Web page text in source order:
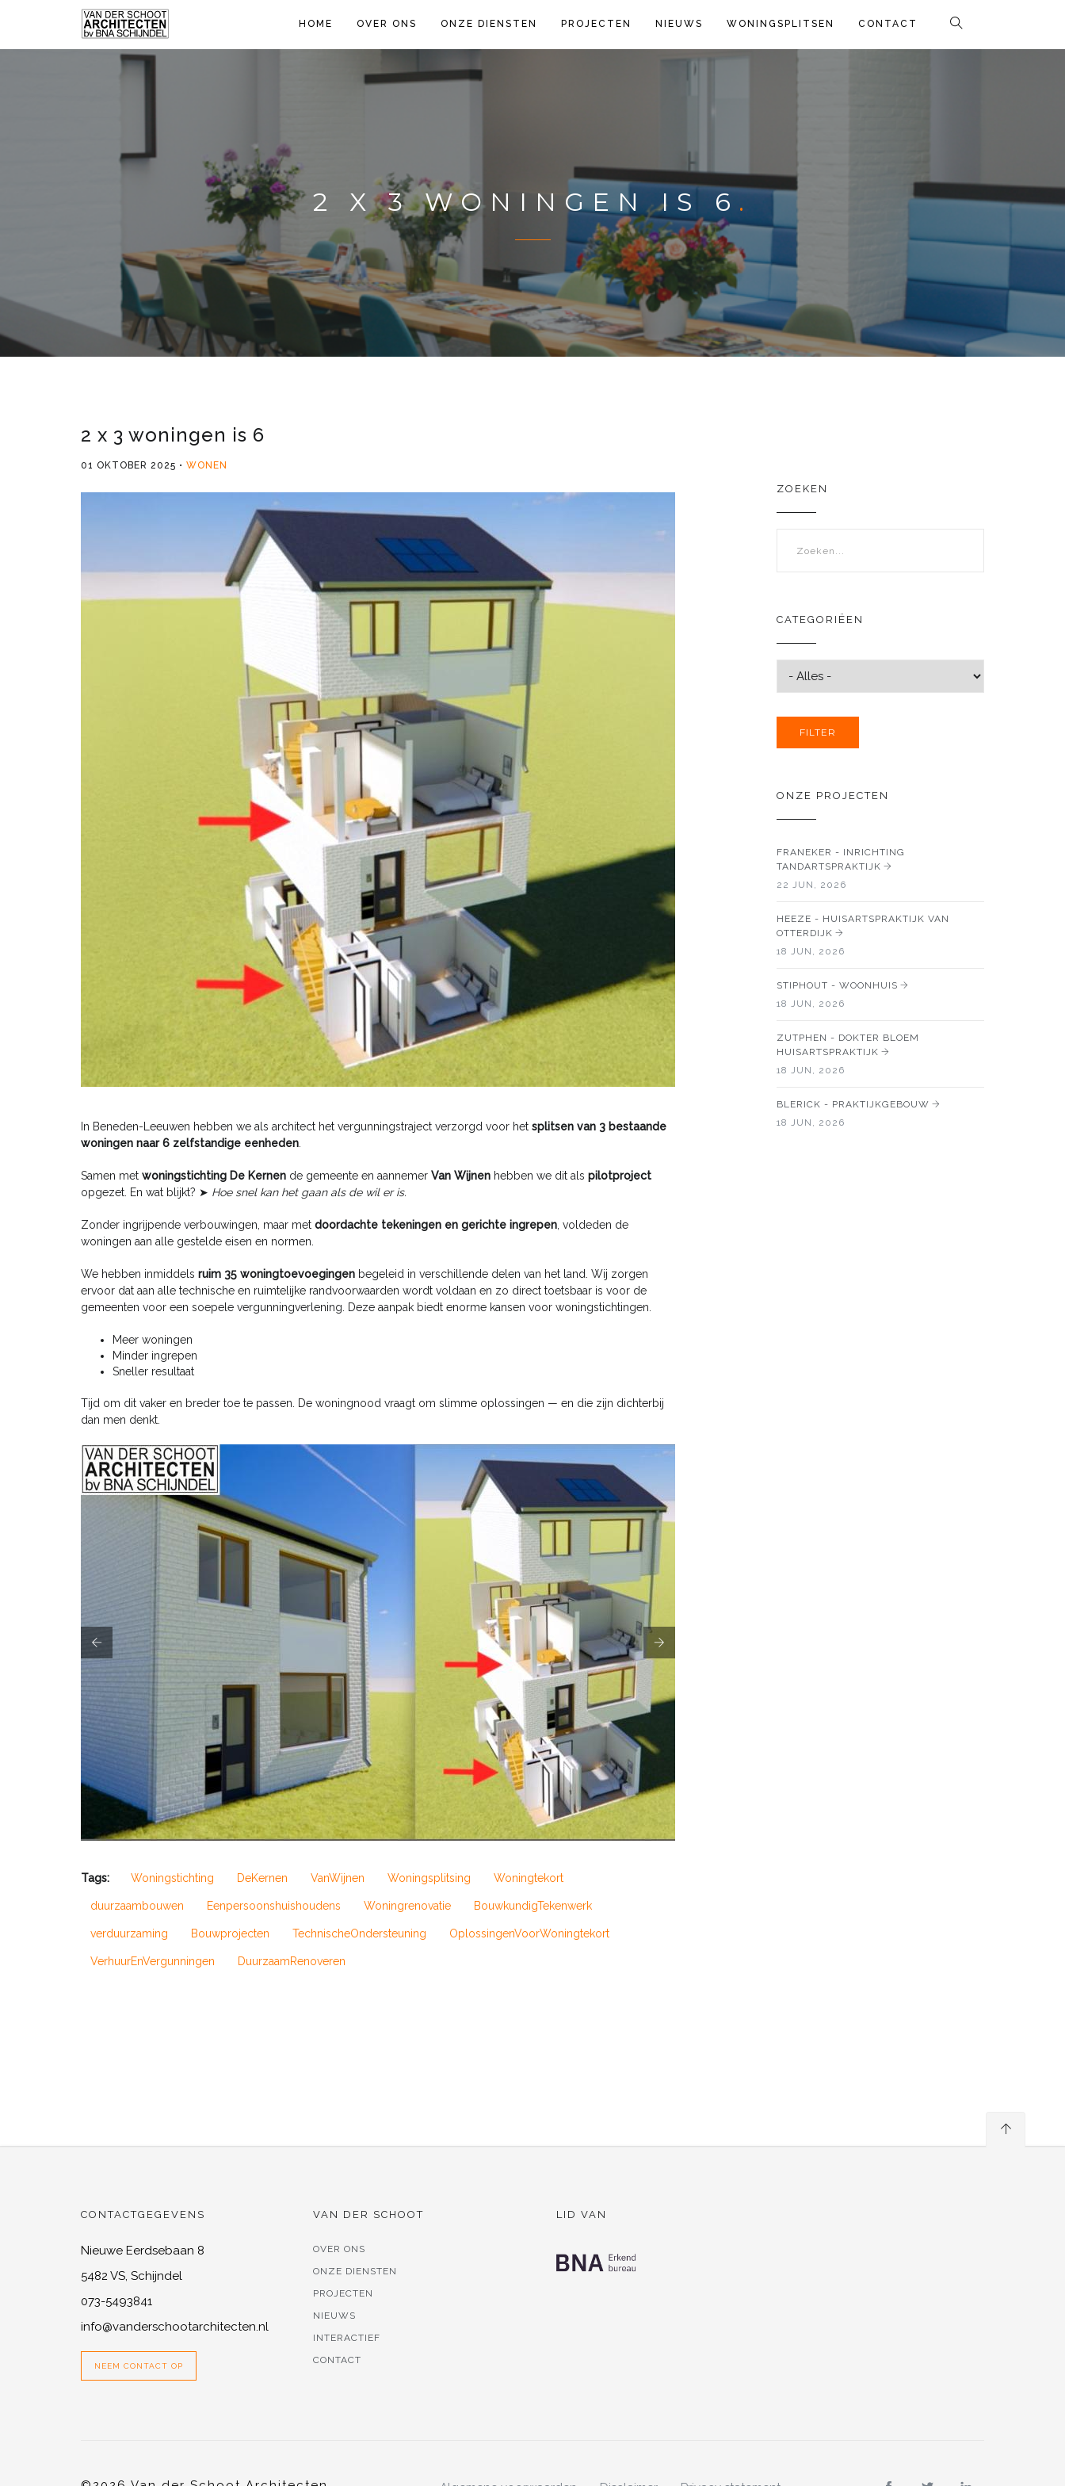
HOME OVER ONS ONZE DIENSTEN PROJECTEN NIEUWS WONINGSPLITSEN CONTACT
2 X 3 WONINGEN IS 6
2 x 3 woningen is 6
01 OKTOBER 2025 WONEN
In Beneden-Leeuwen hebben we als architect het vergunningstraject verzorgd voor het splitsen van 3 bestaande
woningen naar 6 zelfstandige eenheden
Samen met woningstichting De Kernen de gemeente en aannemer Van Wijnen hebben we dit als pilotproject
opgezet. En wat blijkt? ➤ Hoe snel kan het gaan als de wil er is.
Zonder ingrijpende verbouwingen, maar met doordachte tekeningen en gerichte ingrepen , voldeden de
woningen aan alle gestelde eisen en normen.
We hebben inmiddels ruim 35 woningtoevoegingen begeleid in verschillende delen van het land. Wij zorgen
ervoor dat aan alle technische en ruimtelijke randvoorwaarden wordt voldaan en zo direct toetsbaar is voor de
gemeenten voor een soepele vergunningverlening. Deze aanpak biedt enorme kansen voor woningstichtingen.
Meer woningen
Minder ingrepen
Sneller resultaat
Tijd om dit vaker en breder toe te passen. De woningnood vraagt om slimme oplossingen — en die zijn dichterbij
dan men denkt.
Tags: Woningstichting DeKernen VanWijnen Woningsplitsing Woningtekort
duurzaambouwen Eenpersoonshuishoudens Woningrenovatie BouwkundigTekenwerk
verduurzaming Bouwprojecten TechnischeOndersteuning OplossingenVoorWoningtekort
VerhuurEnVergunningen DuurzaamRenoveren
ZOEKEN
Zoekveld
CATEGORIËEN
ONZE PROJECTEN
FRANEKER - INRICHTING
TANDARTSPRAKTIJK
22 JUN, 2026
HEEZE - HUISARTSPRAKTIJK VAN
OTTERDIJK
18 JUN, 2026
STIPHOUT - WOONHUIS
18 JUN, 2026
ZUTPHEN - DOKTER BLOEM
HUISARTSPRAKTIJK
18 JUN, 2026
BLERICK - PRAKTIJKGEBOUW
18 JUN, 2026
CONTACTGEGEVENS
Nieuwe Eerdsebaan 8
5482 VS, Schijndel
073-5493841
info@vanderschootarchitecten.nl
NEEM CONTACT OP
VAN DER SCHOOT
OVER ONS
ONZE DIENSTEN
PROJECTEN
NIEUWS
INTERACTIEF
CONTACT
LID VAN